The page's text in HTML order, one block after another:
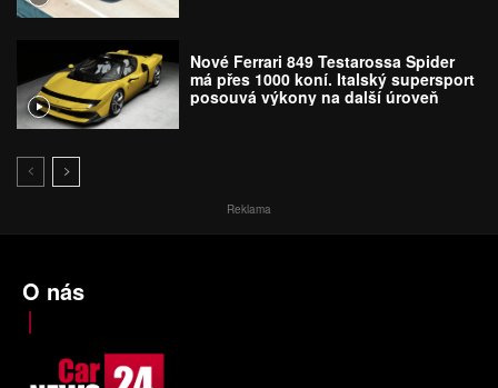
Nové Ferrari 849 Testarossa Spider
má přes 1000 koní. Italský supersport
posouvá výkony na další úroveň
Reklama
O nás